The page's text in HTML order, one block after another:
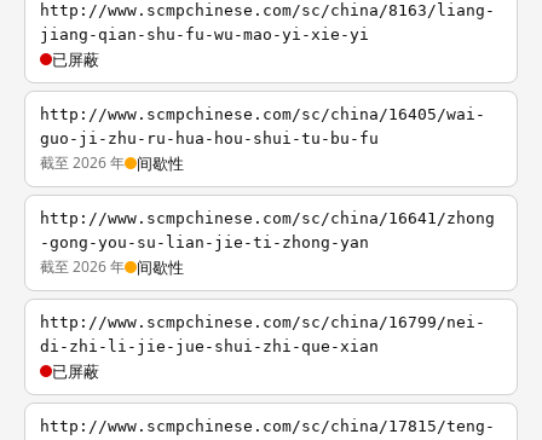
http://www.scmpchinese.com/sc/china/8163/liang-
jiang-qian-shu-fu-wu-mao-yi-xie-yi
已屏蔽
http://www.scmpchinese.com/sc/china/16405/wai-
guo-ji-zhu-ru-hua-hou-shui-tu-bu-fu
截至 2026 年 间歇性
http://www.scmpchinese.com/sc/china/16641/zhong
-gong-you-su-lian-jie-ti-zhong-yan
截至 2026 年 间歇性
http://www.scmpchinese.com/sc/china/16799/nei-
di-zhi-li-jie-jue-shui-zhi-que-xian
已屏蔽
http://www.scmpchinese.com/sc/china/17815/teng-